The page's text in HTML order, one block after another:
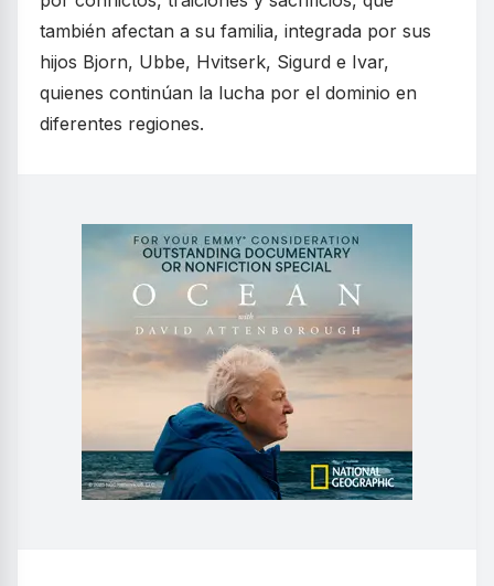
también afectan a su familia, integrada por sus
hijos Bjorn, Ubbe, Hvitserk, Sigurd e Ivar,
quienes continúan la lucha por el dominio en
diferentes regiones.